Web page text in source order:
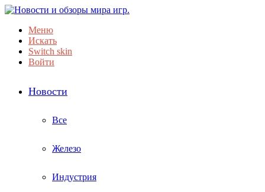
Меню
Искать
Switch skin
Войти
Новости
Все
Железо
Индустрия